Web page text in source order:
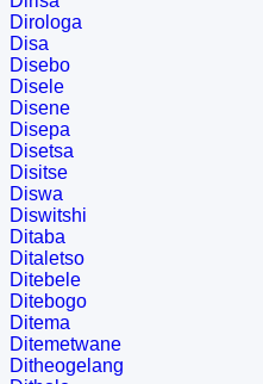
Dirologa
Disa
Disebo
Disele
Disene
Disepa
Disetsa
Disitse
Diswa
Diswitshi
Ditaba
Ditaletso
Ditebele
Ditebogo
Ditema
Ditemetwane
Ditheogelang